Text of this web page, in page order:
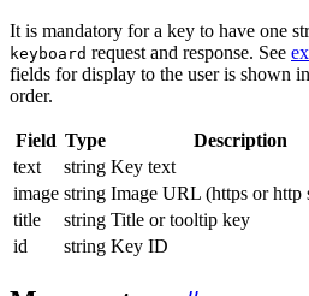
It is mandatory for a key to have one
keyboard request and response. See
fields for display to the user is shown
order.
Field Type Description
text
string Key text
image string Image URL (https or http
title
string Title or tooltip key
id
string Key ID